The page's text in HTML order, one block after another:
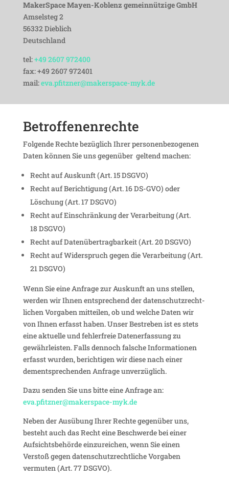
Maker­Space Mayen-Koblenz gemein­nüt­zige GmbH
Amsel­steg 2
56332 Dieb­lich
Deutsch­land
tel:+49 2607 972400
fax: +49 2607 972401
mail:eva.pfitzner@makerspace-myk.de
Betrof­fe­nen­rechte
Folgende Rechte bezüg­lich Ihrer perso­nen­be­zo­genen
Daten können Sie uns gegen­über geltend machen:
Recht auf Auskunft (Art. 15 DSGVO)
Recht auf Berich­ti­gung (Art. 16 DS-GVO) oder
Löschung (Art. 17 DSGVO)
Recht auf Einschrän­kung der Verar­bei­tung (Art.
18 DSGVO)
Recht auf Daten­über­trag­bar­keit (Art. 20 DSGVO)
Recht auf Wider­spruch gegen die Verar­bei­tung (Art.
21 DSGVO)
Wenn Sie eine Anfrage zur Auskunft an uns stellen,
werden wir Ihnen entspre­chend der daten­schutz­recht­
li­chen Vorgaben mitteilen, ob und welche Daten wir
von Ihnen erfasst haben. Unser Bestreben ist es stets
eine aktu­elle und fehler­freie Daten­er­fas­sung zu
gewähr­leisten. Falls dennoch falsche Infor­ma­tionen
erfasst wurden, berich­tigen wir diese nach einer
dementspre­chenden Anfrage unverzüglich.
Dazu senden Sie uns bitte eine Anfrage an:
eva.pfitzner@makerspace-myk.de
Neben der Ausübung Ihrer Rechte gegen­über uns,
besteht auch das Recht eine Beschwerde bei einer
Aufsichts­be­hörde einzu­rei­chen, wenn Sie einen
Verstoß gegen daten­schutz­recht­liche Vorgaben
vermuten (Art. 77 DSGVO).